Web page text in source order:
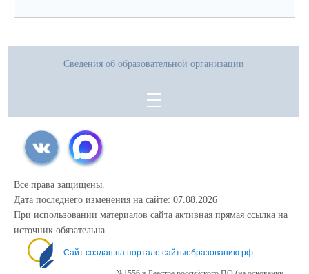
Сведения об образовательной организации
Все права защищены.
Дата последнего изменения на сайте: 07.08.2026
При использовании материалов сайта активная прямая ссылка на
источник обязательна
Сайт создан на портале сайтыобразованию.рф